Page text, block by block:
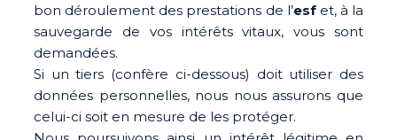
bon déroulement des prestations de l’esfet, à la
sauvegarde de vos intérêts vitaux, vous sont
demandées.
Si un tiers (confère ci-dessous) doit utiliser des
données personnelles, nous nous assurons que
celui-ci soit en mesure de les protéger.